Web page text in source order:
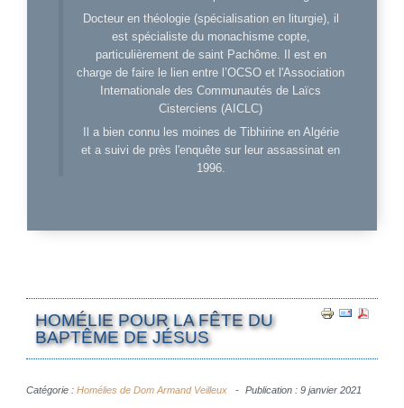
Docteur en théologie (spécialisation en liturgie), il
est spécialiste du monachisme copte,
particulièrement de saint Pachôme. Il est en
charge de faire le lien entre l’OCSO et l'Association
Internationale des Communautés de Laïcs
Cisterciens (AICLC)
Il a bien connu les moines de Tibhirine en Algérie
et a suivi de près l'enquête sur leur assassinat en
1996.
HOMÉLIE POUR LA FÊTE DU
BAPTÊME DE JÉSUS
Catégorie : Homélies de Dom Armand Veilleux Publication : 9 janvier 2021